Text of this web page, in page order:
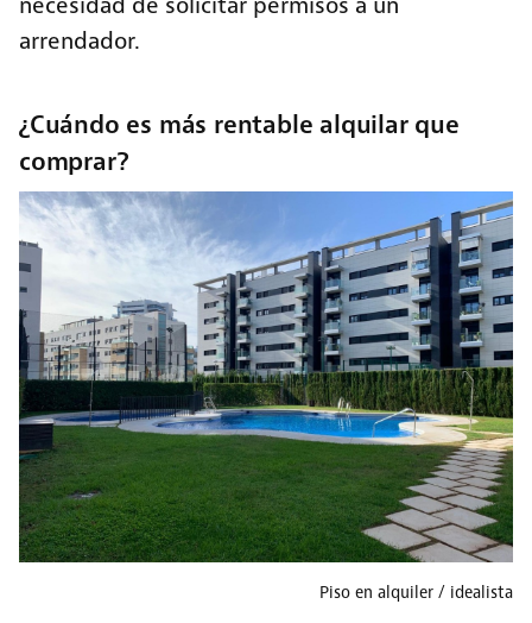
arrendador.
¿Cuándo es más rentable alquilar que
comprar?
Piso en alquiler idealista